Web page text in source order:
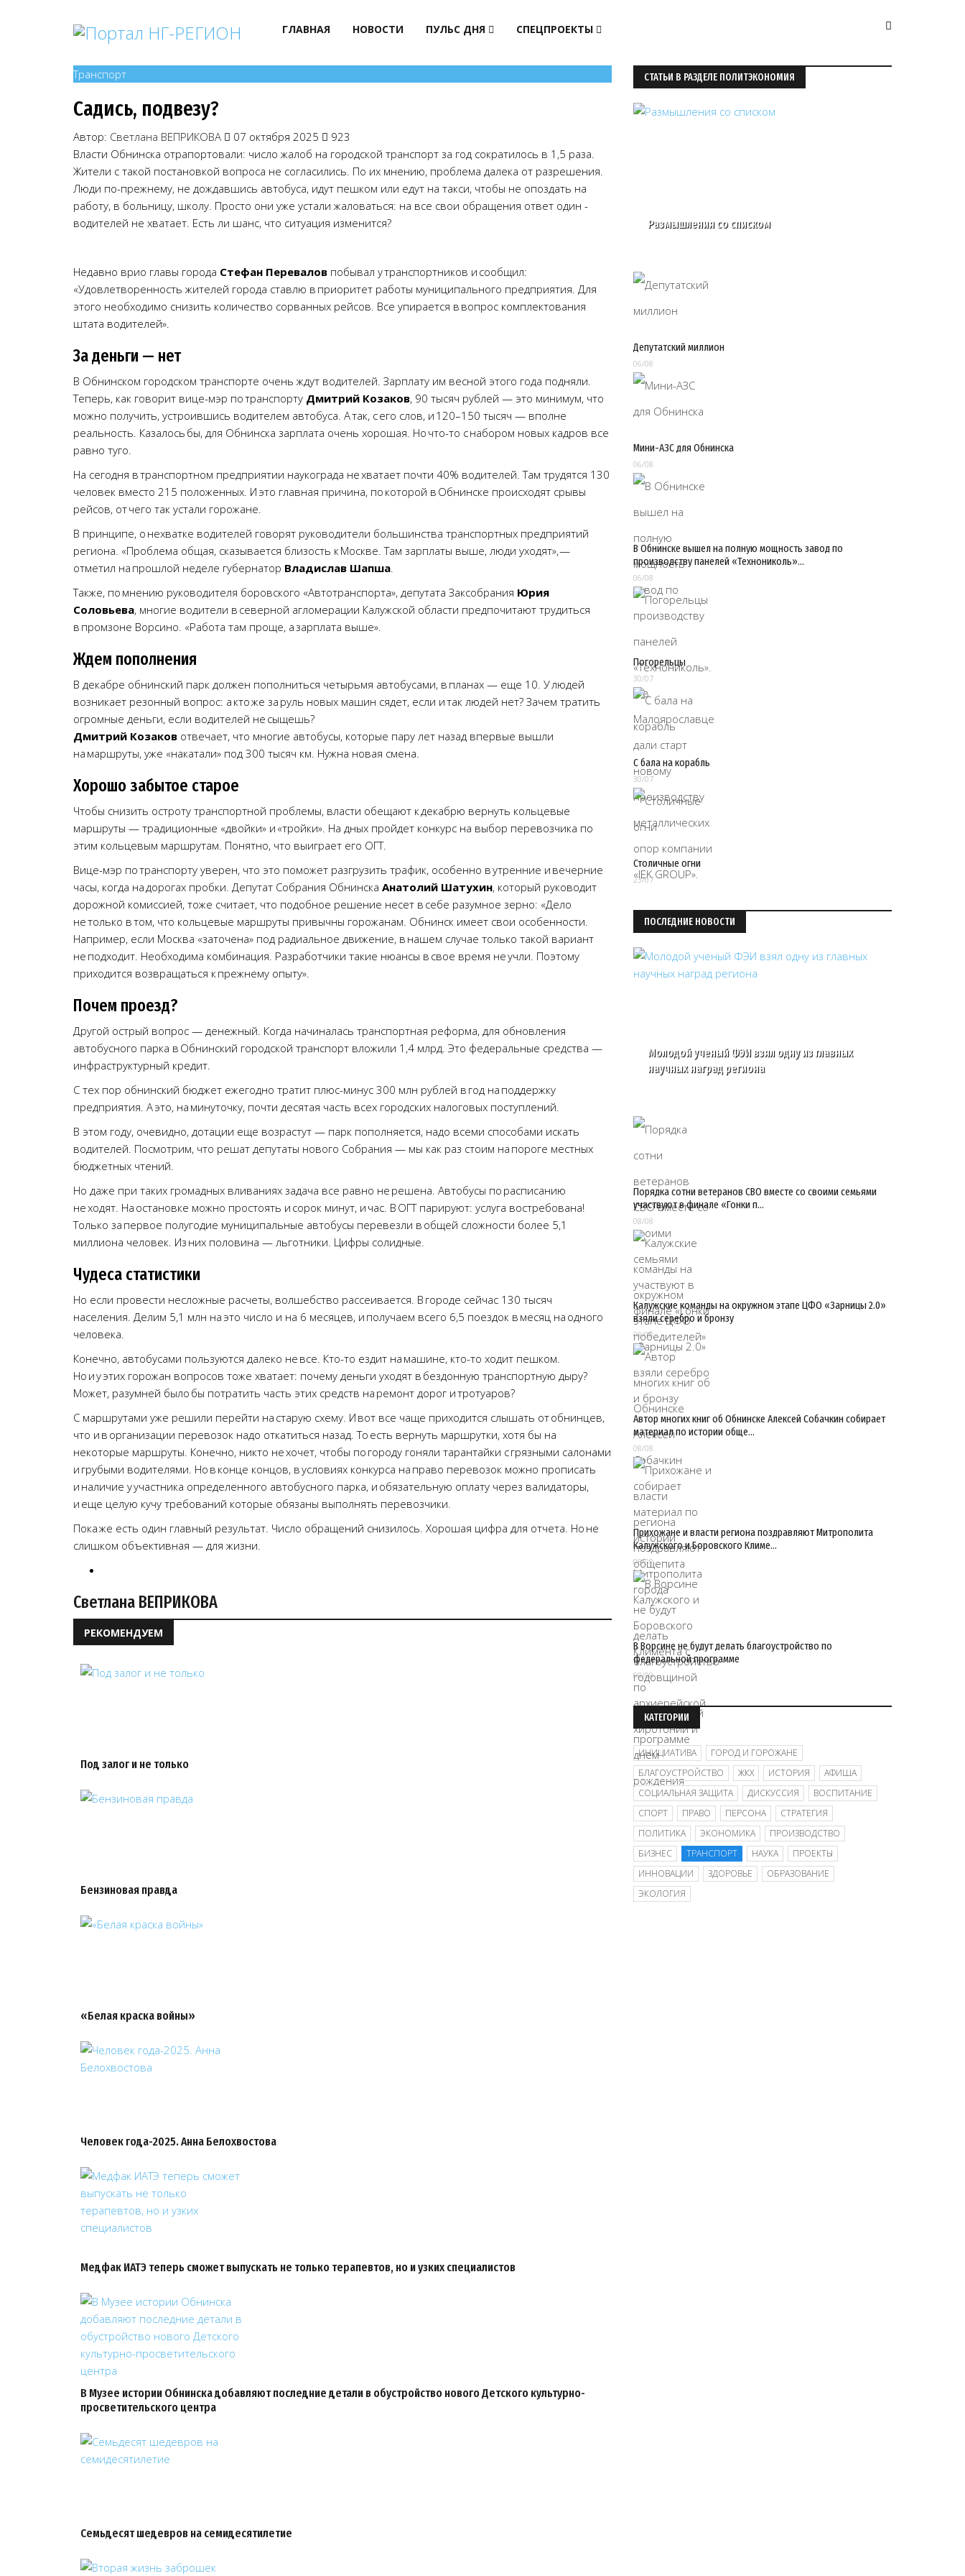
ГЛАВНАЯ НОВОСТИ ПУЛЬС ДНЯ СПЕЦПРОЕКТЫ
Транспорт
Садись, подвезу?
Автор: Светлана ВЕПРИКОВА 07 октября 2025
923
Власти Обнинска отрапортовали: число жалоб на городской транспорт за год сократилось в 1,5 раза.
Жители с такой постановкой вопроса не согласились. По их мнению, проблема далека от разрешения.
Люди по-прежнему, не дождавшись автобуса, идут пешком или едут на такси, чтобы не опоздать на
работу, в больницу, школу. Просто они уже устали жаловаться: на все свои обращения ответ один -
водителей не хватает. Есть ли шанс, что ситуация изменится?
Недавно врио главы города Стефан Перевалов побывал у транспортников и сообщил:
«Удовлетворенность жителей города ставлю в приоритет работы муниципального предприятия. Для
этого необходимо снизить количество сорванных рейсов. Все упирается в вопрос комплектования
штата водителей».
За деньги — нет
В Обнинском городском транспорте очень ждут водителей. Зарплату им весной этого года подняли.
Теперь, как говорит вице-мэр по транспорту Дмитрий Козаков, 90 тысяч рублей — это минимум, что
можно получить, устроившись водителем автобуса. А так, с его слов, и 120–150 тысяч — вполне
реальность. Казалось бы, для Обнинска зарплата очень хорошая. Но что-то с набором новых кадров все
равно туго.
На сегодня в транспортном предприятии наукограда не хватает почти 40% водителей. Там трудятся 130
человек вместо 215 положенных. И это главная причина, по которой в Обнинске происходят срывы
рейсов, от чего так устали горожане.
В принципе, о нехватке водителей говорят руководители большинства транспортных предприятий
региона. «Проблема общая, сказывается близость к Москве. Там зарплаты выше, люди уходят», —
отметил на прошлой неделе губернатор Владислав Шапша.
Также, по мнению руководителя боровского «Автотранспорта», депутата Заксобрания Юрия
Соловьева, многие водители в северной агломерации Калужской области предпочитают трудиться
в промзоне Ворсино. «Работа там проще, а зарплата выше».
Ждем пополнения
В декабре обнинский парк должен пополниться четырьмя автобусами, в планах — еще 10. У людей
возникает резонный вопрос: а кто же за руль новых машин сядет, если и так людей нет? Зачем тратить
огромные деньги, если водителей не сыщешь?
Дмитрий Козаков отвечает, что многие автобусы, которые пару лет назад впервые вышли
на маршруты, уже «накатали» под 300 тысяч км. Нужна новая смена.
Хорошо забытое старое
Чтобы снизить остроту транспортной проблемы, власти обещают к декабрю вернуть кольцевые
маршруты — традиционные «двойки» и «тройки». На дных пройдет конкурс на выбор перевозчика по
этим кольцевым маршрутам. Понятно, что выиграет его ОГТ.
Вице-мэр по транспорту уверен, что это поможет разгрузить трафик, особенно в утренние и вечерние
часы, когда на дорогах пробки. Депутат Собрания Обнинска Анатолий Шатухин, который руководит
дорожной комиссией, тоже считает, что подобное решение несет в себе разумное зерно: «Дело
не только в том, что кольцевые маршруты привычны горожанам. Обнинск имеет свои особенности.
Например, если Москва «заточена» под радиальное движение, в нашем случае только такой вариант
не подходит. Необходима комбинация. Разработчики такие нюансы в свое время не учли. Поэтому
приходится возвращаться к прежнему опыту».
Почем проезд?
Другой острый вопрос — денежный. Когда начиналась транспортная реформа, для обновления
автобусного парка в Обнинский городской транспорт вложили 1,4 млрд. Это федеральные средства —
инфраструктурный кредит.
С тех пор обнинский бюджет ежегодно тратит плюс-минус 300 млн рублей в год на поддержку
предприятия. А это, на минуточку, почти десятая часть всех городских налоговых поступлений.
В этом году, очевидно, дотации еще возрастут — парк пополняется, надо всеми способами искать
водителей. Посмотрим, что решат депутаты нового Собрания — мы как раз стоим на пороге местных
бюджетных чтений.
Но даже при таких громадных вливаниях задача все равно не решена. Автобусы по расписанию
не ходят. На остановке можно простоять и сорок минут, и час. В ОГТ парируют: услуга востребована!
Только за первое полугодие муниципальные автобусы перевезли в общей сложности более 5,1
миллиона человек. Из них половина — льготники. Цифры солидные.
Чудеса статистики
Но если провести несложные расчеты, волшебство рассеивается. В городе сейчас 130 тысяч
населения. Делим 5,1 млн на это число и на 6 месяцев, и получаем всего 6,5 поездок в месяц на одного
человека.
Конечно, автобусами пользуются далеко не все. Кто-то ездит на машине, кто-то ходит пешком.
Но и у этих горожан вопросов тоже хватает: почему деньги уходят в бездонную транспортную дыру?
Может, разумней было бы потратить часть этих средств на ремонт дорог и тротуаров?
С маршрутами уже решили перейти на старую схему. И вот все чаще приходится слышать от обнинцев,
что и в организации перевозок надо откатиться назад. То есть вернуть маршрутки, хотя бы на
некоторые маршруты. Конечно, никто не хочет, чтобы по городу гоняли тарантайки с грязными салонами
и грубыми водителями. Но в конце концов, в условиях конкурса на право перевозок можно прописать
и наличие у участника определенного автобусного парка, и обязательную оплату через валидаторы,
и еще целую кучу требований которые обязаны выполнять перевозчики.
Пока же есть один главный результат. Число обращений снизилось. Хорошая цифра для отчета. Но не
слишком объективная — для жизни.
Светлана ВЕПРИКОВА
РЕКОМЕНДУЕМ
Под залог и не только
Бензиновая правда
«Белая краска войны»
Человек года-2025. Анна Белохвостова
Медфак ИАТЭ теперь сможет выпускать не только терапевтов, но и узких специалистов
В Музее истории Обнинска добавляют последние детали в обустройство нового Детского культурно-
просветительского центра
Семьдесят шедевров на семидесятилетие
СТАТЬИ В РАЗДЕЛЕ ПОЛИТЭКОНОМИЯ
Размышления со списком
Депутатский миллион
06/08
Мини-АЗС для Обнинска
06/08
В Обнинске вышел на полную мощность завод по
производству панелей «Технониколь»…
06/08
Погорельцы
30/07
С бала на корабль
30/07
Столичные огни
23/07
ПОСЛЕДНИЕ НОВОСТИ
Молодой ученый ФЭИ взял одну из главных
научных наград региона
Порядка сотни ветеранов СВО вместе со своими семьями
участвуют в финале «Гонки п…
08/08
Калужские команды на окружном этапе ЦФО «Зарницы 2.0»
взяли серебро и бронзу
08/08
Автор многих книг об Обнинске Алексей Собачкин собирает
материал по истории обще…
08/08
Прихожане и власти региона поздравляют Митрополита
Калужского и Боровского Климе…
08/08
В Ворсине не будут делать благоустройство по
федеральной программе
08/08
КАТЕГОРИИ
ИНИЦИАТИВА
ГОРОД И ГОРОЖАНЕ
БЛАГОУСТРОЙСТВО
ЖКХ ИСТОРИЯ
АФИША
СОЦИАЛЬНАЯ ЗАЩИТА
ДИСКУССИЯ
ВОСПИТАНИЕ
СПОРТ
ПРАВО ПЕРСОНА
СТРАТЕГИЯ
ПОЛИТИКА
ЭКОНОМИКА
ПРОИЗВОДСТВО
БИЗНЕС
ТРАНСПОРТ НАУКА
ПРОЕКТЫ
ИННОВАЦИИ
ЗДОРОВЬЕ
ОБРАЗОВАНИЕ
ЭКОЛОГИЯ